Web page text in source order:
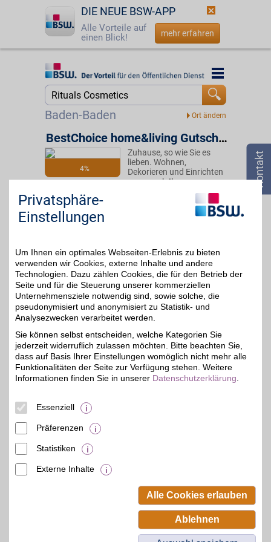
DIE NEUE BSW-APP
Alle Vorteile auf
einen Blick!
mehr erfahren
Startseite
☎ 0800 - 279 25 82
Baden-Baden
Startseite
4%
BestChoice home&living Gutschein
Zuhause, so wie Sie es
lieben. Wohnen,
Dekorieren und Einrichten
ganz nach Ihrem
Geschmack mit einer
starken Marken. Ideal, um
Vorteil.
Zum Partnerprofil
Schön fühlen, sich selbst
etwas gönnen. Mode,
Pflege und Accessoires
für jeden Stil und jeden
Anlass vereint in einem
Gutschein. Perfekt für
Beamten-Selbsthilfewerk GmbH.
Privatsphäre-
Einstellungen
Um Ihnen ein optimales Webseiten-Erlebnis zu bieten
verwenden wir Cookies, externe Inhalte und andere
Technologien. Dazu zählen Cookies, die für den Betrieb der
Seite und für die Steuerung unserer kommerziellen
Unternehmensziele notwendig sind, sowie solche, die
pseudonymisiert und anonymisiert zu Statistik- und
Analysezwecken verarbeitet werden.
Sie können selbst entscheiden, welche Kategorien Sie
jederzeit widerruflich zulassen möchten. Bitte beachten Sie,
dass auf Basis Ihrer Einstellungen womöglich nicht mehr alle
Funktionalitäten der Seite zur Verfügung stehen. Weitere
Informationen finden Sie in unserer Datenschutzerklärung
Essenziell
Präferenzen
Statistiken
Externe Inhalte
Alle Cookies erlauben
Ablehnen